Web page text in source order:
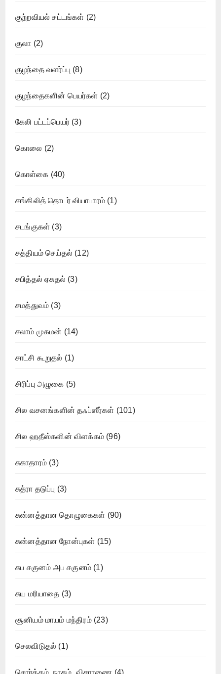
குற்றவியல் சட்டங்கள் (2)
குலா (2)
குழந்தை வளர்ப்பு (8)
குழந்தைகளின் பெயர்கள் (2)
கேலி பட்டப்பெயர் (3)
கொலை (2)
கொள்கை (40)
சங்கிலித் தொடர் வியாபாரம் (1)
சடங்குகள் (3)
சத்தியம் செய்தல் (12)
சபித்தல் ஏசுதல் (3)
சமத்துவம் (3)
சலாம் முகமன் (14)
சாட்சி கூறுதல் (1)
சிரிப்பு அழுகை (5)
சில வசனங்களின் தஃப்ஸீர்கள் (101)
சில ஹதீஸ்களின் விளக்கம் (96)
சுகாதாரம் (3)
சுத்ரா தடுப்பு (3)
சுன்னத்தான தொழுகைகள் (90)
சுன்னத்தான நோன்புகள் (15)
சுப சகுனம் அப சகுனம் (1)
சுய மரியாதை (3)
சூனியம் மாயம் மந்திரம்(23)
செலவிடுதல் (1)
சொர்க்கம், நரகம், விசாரணை (4)